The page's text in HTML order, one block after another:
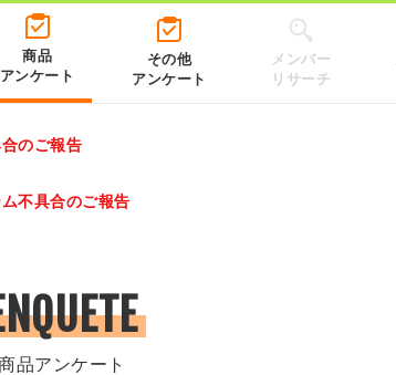
商品
アンケート
その他
アンケート
メンバー
リサーチ
のご報告
不具合のご報告
品アンケート